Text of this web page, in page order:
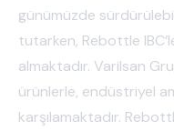
günümüzde
tutarken, Rebottle
almaktadır. Varilsan
ürünlerle, endüstriyel
karşılamaktadır.